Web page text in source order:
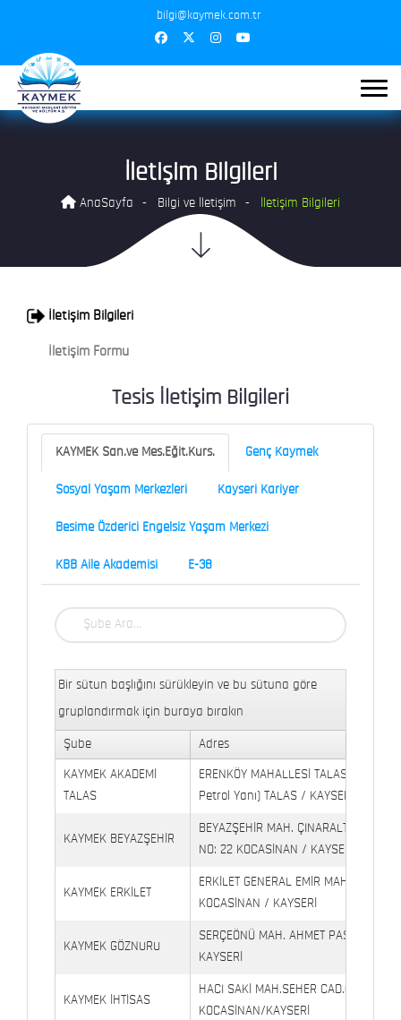
bilgi@kaymek.com.tr
İletişim Bilgileri
AnaSayfa Bilgi ve İletişim İletişim Bilgileri
İletişim Bilgileri
İletişim Formu
Tesis İletişim Bilgileri
KAYMEK San.ve Mes.Eğit.Kurs. Genç Kaymek
Sosyal Yaşam Merkezleri Kayseri Kariyer
Besime Özderici Engelsiz Yaşam Merkezi
KBB Aile Akademisi E-38
Bir sütun başlığını sürükleyin ve bu sütuna göre
gruplandırmak için buraya bırakın
Şube Adres
KAYMEK AKADEMİ
TALAS
ERENKÖY MAHALLESİ TALAS
Petrol Yanı) TALAS / KAYSERİ
KAYMEK BEYAZŞEHİR
BEYAZŞEHİR MAH. ÇINARALTI
NO: 22 KOCASİNAN / KAYSERİ
KAYMEK ERKİLET
ERKİLET GENERAL EMİR MAH.
KOCASİNAN / KAYSERİ
KAYMEK GÖZNURU
SERÇEÖNÜ MAH. AHMET PAŞA CAD.
KAYSERİ
KAYMEK İHTİSAS
HACI SAKİ MAH.SEHER CAD.(6009
KOCASİNAN/KAYSERİ